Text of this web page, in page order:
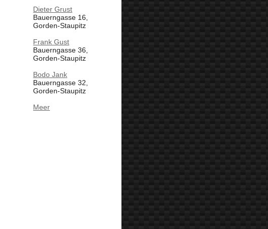
Dieter Grust
Bauerngasse 16,
Gorden-Staupitz
Frank Gust
Bauerngasse 36,
Gorden-Staupitz
Bodo Jank
Bauerngasse 32,
Gorden-Staupitz
Meer